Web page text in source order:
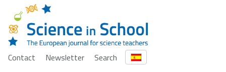
Contact Newsletter
Search